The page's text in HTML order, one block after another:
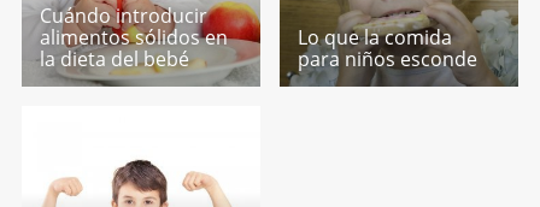
Cuándo introducir
alimentos sólidos en
la dieta del bebé
Lo que la comida
para niños esconde